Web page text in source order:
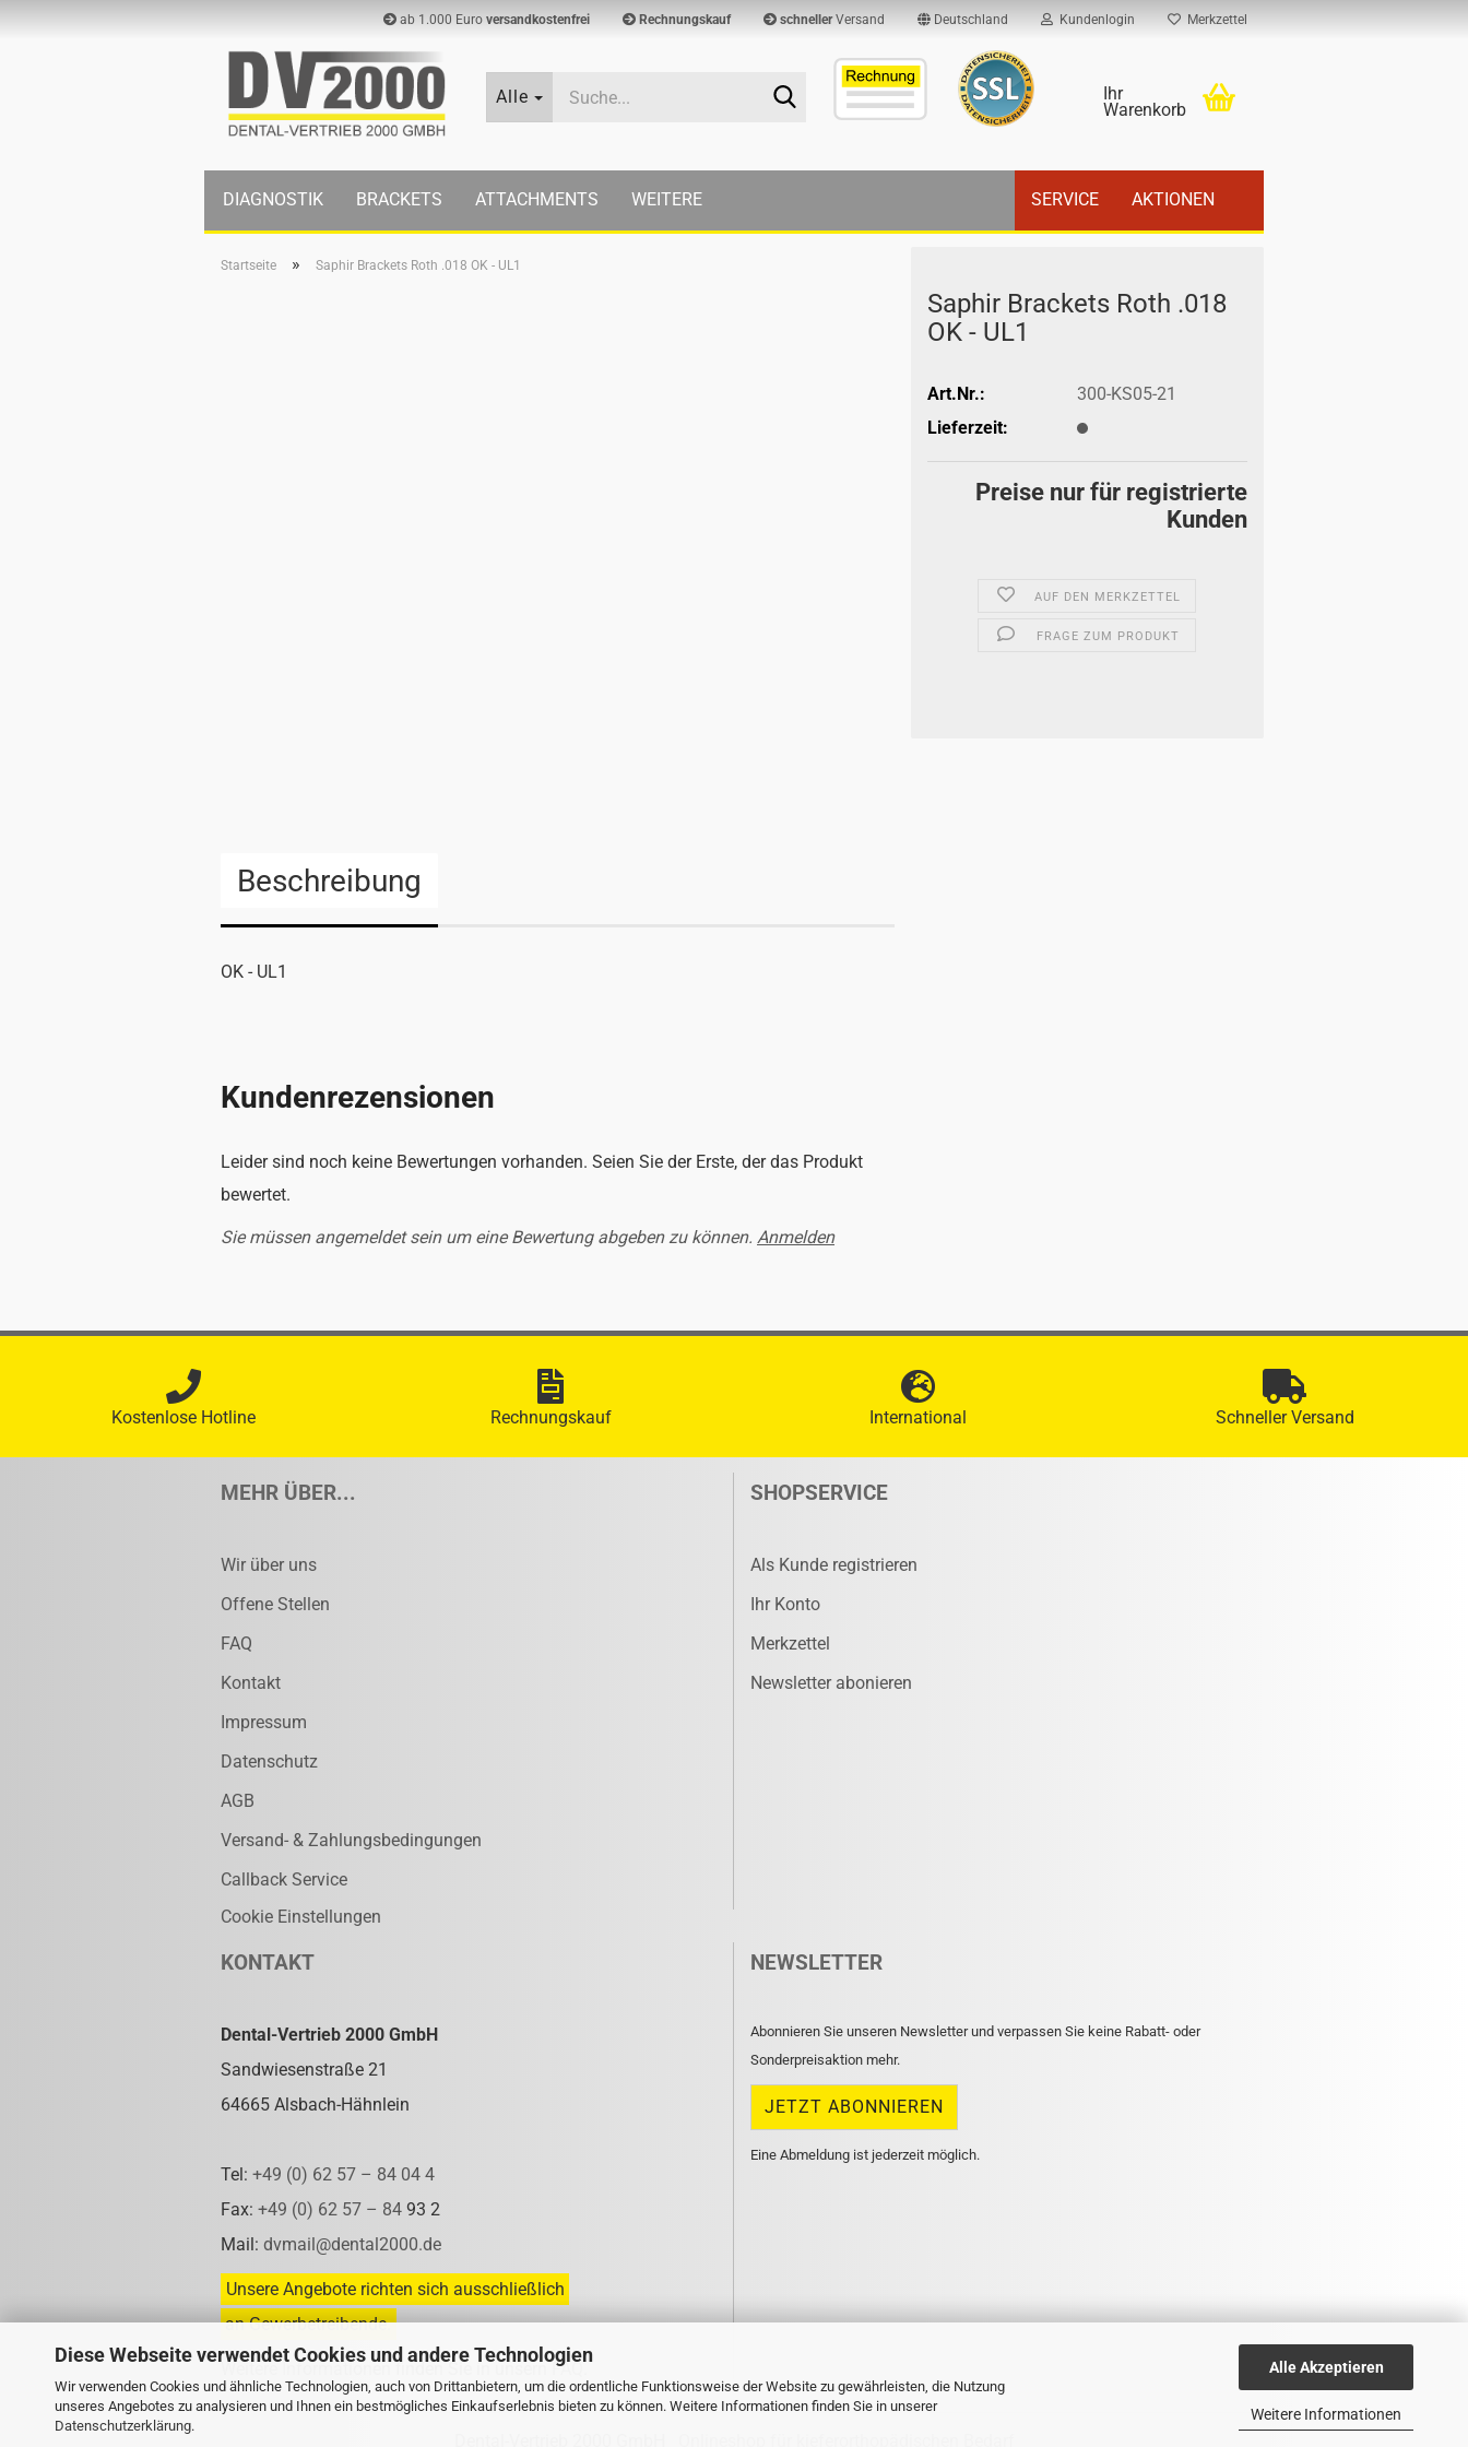
Diese Webseite verwendet Cookies und andere Technologien
Wir verwenden Cookies und ähnliche Technologien, auch von Drittanbietern, um die ordentliche Funktionsweise der Website zu gewährleisten, die Nutzung
unseres Angebotes zu analysieren und Ihnen ein bestmögliches Einkaufserlebnis bieten zu können. Weitere Informationen finden Sie in unserer
Datenschutzerklärung.
Alle Akzeptieren
Weitere Informationen
ab 1.000 Euro versandkostenfrei Rechnungskauf schnellerVersand Deutschland Kundenlogin Merkzettel
Alle
Suche...
Ihr
Warenkorb
DIAGNOSTIK BRACKETS ATTACHMENTS SERVICE AKTIONEN
WEITERE
Startseite » Saphir Brackets Roth .018 OK - UL1
Sa­phir Bra­ckets Roth .018
OK - UL1
Art.Nr.:
300-KS05-21
Lieferzeit:
Preise nur für registrierte
Kunden
AUF DEN MERKZETTEL
FRAGE ZUM PRODUKT
Beschreibung
OK - UL1
Kundenrezensionen
Leider sind noch keine Bewertungen vorhanden. Seien Sie der Erste, der das Produkt
bewertet.
Sie müssen angemeldet sein um eine Bewertung abgeben zu können. Anmelden
Kostenlose Hotline Rechnungskauf International Schneller Versand
MEHR ÜBER...
Wir über uns
Offene Stellen
FAQ
Kontakt
Impressum
Datenschutz
AGB
Versand- & Zahlungsbedingungen
Callback Service
Cookie Einstellungen
SHOPSERVICE
Als Kunde registrieren
Ihr Konto
Merkzettel
Newsletter abonieren
KONTAKT
Dental-Vertrieb 2000 GmbH
Sandwiesenstraße 21
64665 Alsbach-Hähnlein
Tel: +49 (0) 62 57 – 84 04 4
Fax: +49 (0) 62 57 – 84 93 2
Mail: dvmail@dental2000.de
Unsere Angebote richten sich ausschließlich
an Gewerbetreibende.
Weitere Informationen finden Sie in unsernFAQ.
NEWSLETTER
Abonnieren Sie unseren Newsletter und verpassen Sie keine Rabatt- oder
Sonderpreisaktion mehr.
Eine Abmeldung ist jederzeit möglich.